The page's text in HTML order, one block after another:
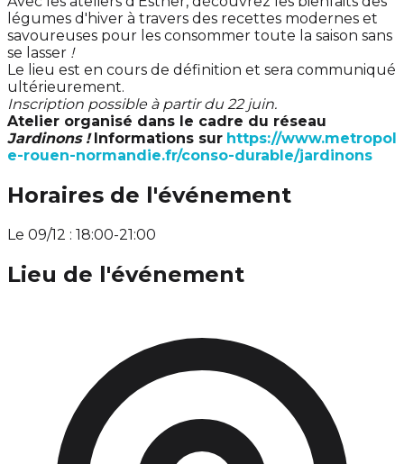
légumes d'hiver à travers des recettes modernes et
savoureuses pour les consommer toute la saison sans
se lasser !
Le lieu est en cours de définition et sera communiqué
ultérieurement.
Inscription possible à partir du 22 juin.
Atelier organisé dans le cadre du réseau
Jardinons ! Informations sur https://www.metropol
e-rouen-normandie.fr/conso-durable/jardinons
Horaires de l'événement
Le 09/12 : 18:00-21:00
Lieu de l'événement